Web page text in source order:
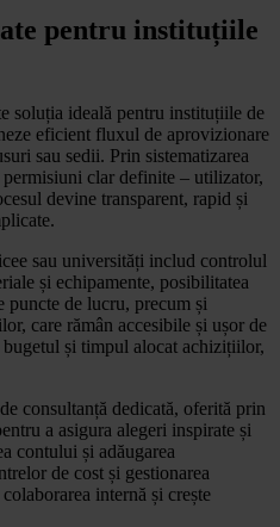
pentru instituțiile
soluția ideală pentru instituțiile de
eficient fluxul de aprovizionare
sau sedii. Prin sistematizarea
clar definite – utilizator,
devine transparent, rapid și
sau universități includ controlul
și echipamente, posibilitatea
puncte de lucru, precum și
care rămân accesibile și ușor de
și timpul alocat achizițiilor,
consultanță dedicată, oferită prin
a asigura alegeri inspirate și
contului și adăugarea
de cost și gestionarea
internă și crește